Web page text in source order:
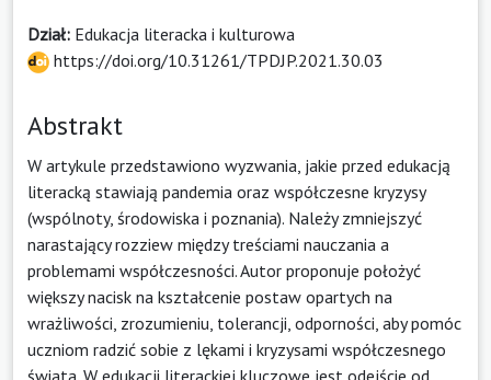
Dział: Edukacja literacka i kulturowa
https://doi.org/10.31261/TPDJP.2021.30.03
Abstrakt
W artykule przedstawiono wyzwania, jakie przed edukacją
literacką stawiają pandemia oraz współczesne kryzysy
(wspólnoty, środowiska i poznania). Należy zmniejszyć
narastający rozziew między treściami nauczania a
problemami współczesności. Autor proponuje położyć
większy nacisk na kształcenie postaw opartych na
wrażliwości, zrozumieniu, tolerancji, odporności, aby pomóc
uczniom radzić sobie z lękami i kryzysami współczesnego
świata. W edukacji literackiej kluczowe jest odejście od